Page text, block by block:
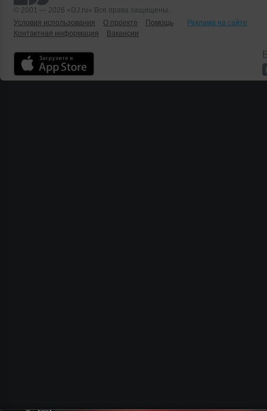
© 2001 — 2026 «DJ.ru» Все права защищены.
Условия использования
О проекте Помощь
Реклама на сайте
Контактная информация
Вакансии